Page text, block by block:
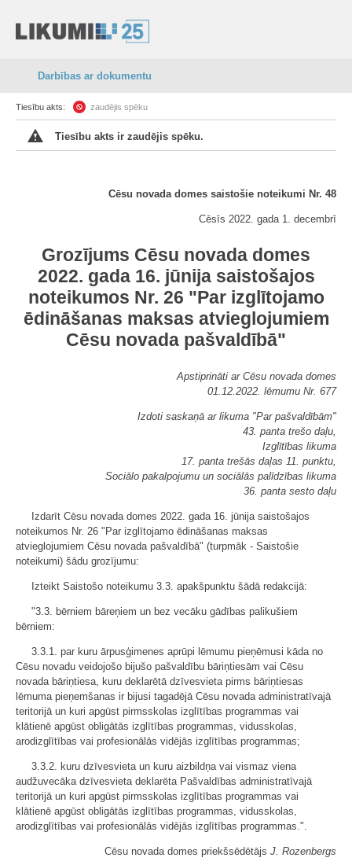
Darbības ar dokumentu
Tiesību akts: zaudējis spēku
Tiesību akts ir zaudējis spēku.
Cēsu novada domes saistošie noteikumi Nr. 48
Cēsīs 2022. gada 1. decembrī
Grozījums Cēsu novada domes
2022. gada 16. jūnija saistošajos
noteikumos Nr. 26 "Par izglītojamo
ēdināšanas maksas atvieglojumiem
Cēsu novada pašvaldībā"
Apstiprināti ar Cēsu novada domes
01.12.2022. lēmumu Nr. 677
Izdoti saskaņā ar likuma "Par pašvaldībām"
43. panta trešo daļu,
Izglītības likuma
17. panta trešās daļas 11. punktu,
Sociālo pakalpojumu un sociālās palīdzības likuma
36. panta sesto daļu
Izdarīt Cēsu novada domes 2022. gada 16. jūnija saistošajos
noteikumos Nr. 26 "Par izglītojamo ēdināšanas maksas
atvieglojumiem Cēsu novada pašvaldībā" (turpmāk - Saistošie
noteikumi) šādu grozījumu:
Izteikt Saistošo noteikumu 3.3. apakšpunktu šādā redakcijā:
"3.3. bērniem bāreņiem un bez vecāku gādības palikušiem
bērniem:
3.3.1. par kuru ārpusģimenes aprūpi lēmumu pieņēmusi kāda no
Cēsu novadu veidojošo bijušo pašvaldību bāriņtiesām vai Cēsu
novada bāriņtiesa, kuru deklarētā dzīvesvieta pirms bāriņtiesas
lēmuma pieņemšanas ir bijusi tagadējā Cēsu novada administratīvajā
teritorijā un kuri apgūst pirmsskolas izglītības programmas vai
klātienē apgūst obligātās izglītības programmas, vidusskolas,
arodizglītības vai profesionālās vidējās izglītības programmas;
3.3.2. kuru dzīvesvieta un kuru aizbildņa vai vismaz viena
audžuvecāka dzīvesvieta deklarēta Pašvaldības administratīvajā
teritorijā un kuri apgūst pirmsskolas izglītības programmas vai
klātienē apgūst obligātās izglītības programmas, vidusskolas,
arodizglītības vai profesionālās vidējās izglītības programmas.".
Cēsu novada domes priekšsēdētājs J. Rozenbergs